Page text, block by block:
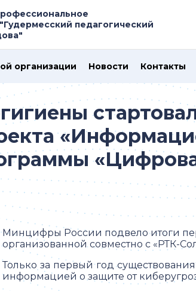
педагогический
организации Новости Контакты
Минцифры России подвело итоги
организованной совместно с «РТК-
Только за первый год
информацией о защите от